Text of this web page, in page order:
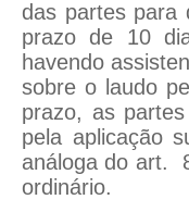
das partes para
prazo de 10
havendo
sobre o laudo
prazo, as
pela aplicação
análoga do art.
ordinário.